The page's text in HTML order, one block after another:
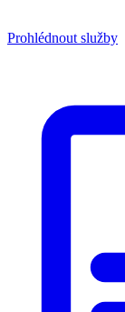
Prohlédnout služby